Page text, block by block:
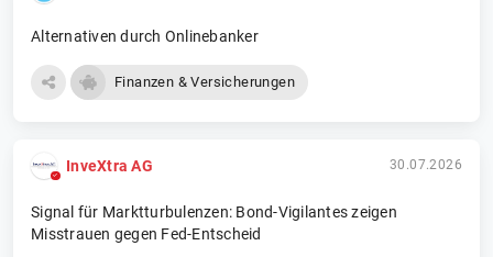
Alternativen durch Onlinebanker
Finanzen & Versicherungen
InveXtra AG 30.07.2026
Signal für Marktturbulenzen: Bond-Vigilantes zeigen
Misstrauen gegen Fed-Entscheid